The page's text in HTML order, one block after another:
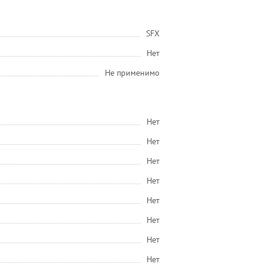
SFX
Нет
Не применимо
Нет
Нет
Нет
Нет
Нет
Нет
Нет
Нет